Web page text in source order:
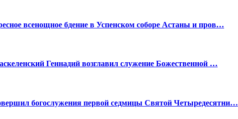
всенощное бдение в Успенском соборе Астаны и пров…
Геннадий возглавил служение Божественной …
богослужения первой седмицы Святой Четыредесятни…